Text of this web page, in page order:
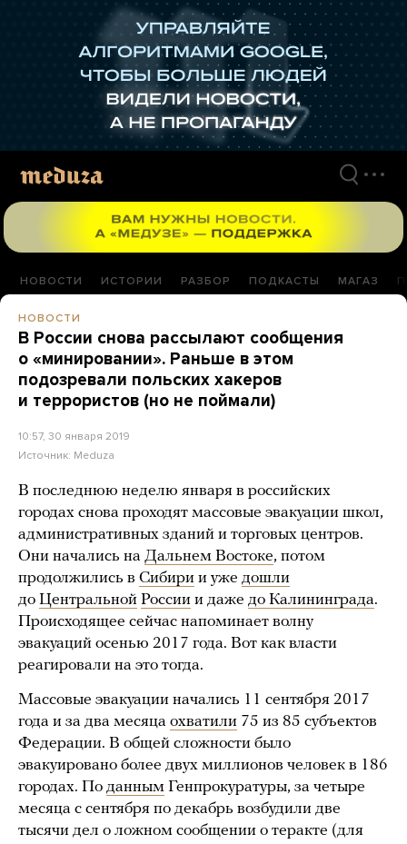
НОВОСТИ ИСТОРИИ РАЗБОР ПОДКАСТЫ МАГАЗ
НОВОСТИ
В России снова рассылают сообщения
о «минировании». Раньше в этом
подозревали польских хакеров
и террористов (но не поймали)
10:57, 30 января 2019
Источник: Meduza
В последнюю неделю января в российских
городах снова проходят массовые эвакуации школ,
административных зданий и торговых центров.
Они начались на Дальнем Востоке, потом
продолжились в Сибири и уже дошли
до Центральной России и даже до Калининграда.
Происходящее сейчас напоминает волну
эвакуаций осенью 2017 года. Вот как власти
реагировали на это тогда.
Массовые эвакуации начались 11 сентября 2017
года и за два месяца охватили 75 из 85 субъектов
Федерации. В общей сложности было
эвакуировано более двух миллионов человек в 186
городах. По данным Генпрокуратуры, за четыре
месяца с сентября по декабрь возбудили две
тысячи дел о ложном сообщении о теракте (для